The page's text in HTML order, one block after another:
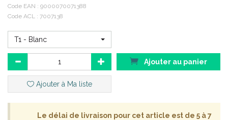
Votre TAILLE.
Le colori choisi.
Code EAN : 9000070071388
Code ACL : 7007138
T1 - Blanc
Ajouter au panier
Ajouter à Ma liste
Le délai de livraison pour cet article est de 5 à 7